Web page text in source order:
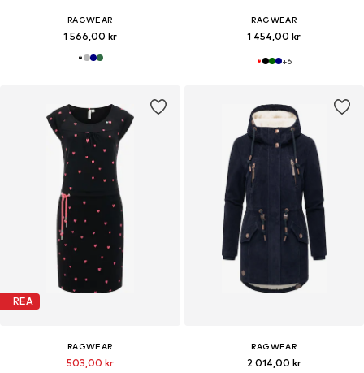
RAGWEAR
1 566,00 kr
RAGWEAR
1 454,00 kr
+6
REA
RAGWEAR
503,00 kr
RAGWEAR
2 014,00 kr